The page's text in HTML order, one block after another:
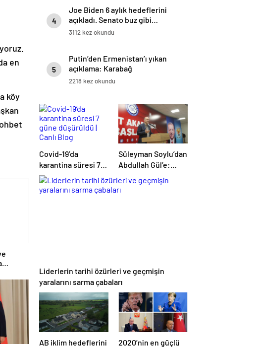
en
köy
4
Joe Biden 6 aylık hedeflerini
açıkladı. Senato buz gibi…
3112 kez okundu
5
Putin’den Ermenistan’ı yıkan
açıklama: Karabağ
Azerbaycan’ın ayrılmaz bir
2218 kez okundu
Covid-19’da
karantina süresi 7
güne düşürüldü |
Canlı Blog
Süleyman Soylu’dan
Abdullah Gül’e:
Yazıklar olsun size
Liderlerin tarihi özürleri ve geçmişin
yaralarını sarma çabaları
AB iklim hedeflerini
2020’nin en güçlü